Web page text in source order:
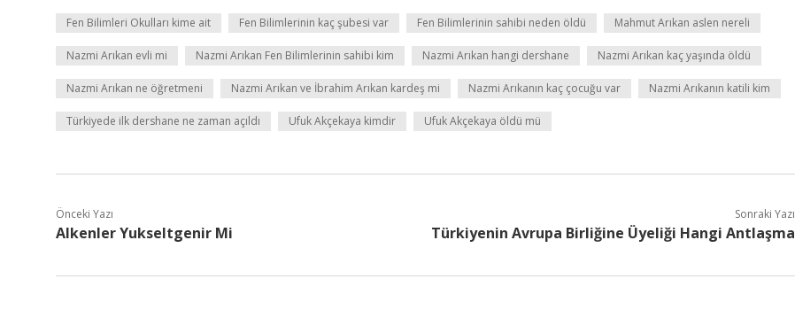
Fen Bilimleri Okulları kime ait Fen Bilimlerinin kaç şubesi var Fen Bilimlerinin sahibi neden öldü Mahmut Arıkan aslen nereli
Nazmi Arıkan evli mi Nazmi Arıkan Fen Bilimlerinin sahibi kim Nazmi Arıkan hangi dershane Nazmi Arıkan kaç yaşında öldü
Nazmi Arıkan ne öğretmeni Nazmi Arıkan ve İbrahim Arıkan kardeş mi Nazmi Arıkanın kaç çocuğu var Nazmi Arıkanın katili kim
Türkiyede ilk dershane ne zaman açıldı Ufuk Akçekaya kimdir Ufuk Akçekaya öldü mü
Önceki Yazı
Alkenler Yukseltgenir Mi
Sonraki Yazı
Türkiyenin Avrupa Birliğine Üyeliği Hangi Antlaşma